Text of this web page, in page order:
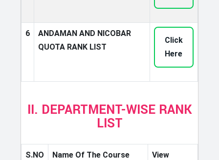
6
ANDAMAN AND NICOBAR
QUOTA RANK LIST
Click
Here
II. DEPARTMENT-WISE RANK
LIST
S.NO Name Of The Course View